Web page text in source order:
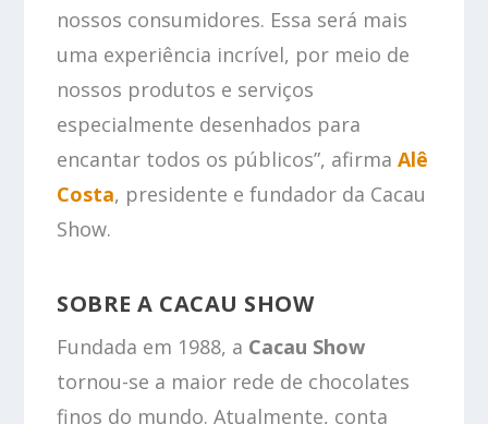
nossos consumidores. Essa será mais
uma experiência incrível, por meio de
nossos produtos e serviços
especialmente desenhados para
encantar todos os públicos”, afirmaAlê
Costa, presidente e fundador da Cacau
Show.
SOBRE A CACAU SHOW
Fundada em 1988, a Cacau Show
tornou-se a maior rede de chocolates
finos do mundo. Atualmente, conta